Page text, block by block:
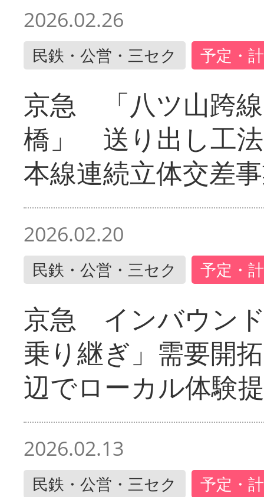
2026.02.26
民鉄・公営・三セク 予定・
京急 「八ツ山跨
橋」 送り出し工
本線連続立体交差
2026.02.20
民鉄・公営・三セク 予定・
京急 インバウン
乗り継ぎ」需要開
辺でローカル体験
2026.02.13
民鉄・公営・三セク 予定・